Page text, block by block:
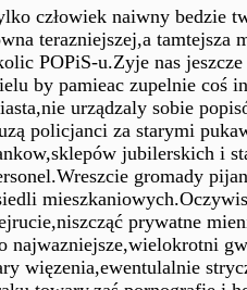
człowiek naiwny bedzie
terazniejszej,a tamtejsza
POPiS-u.Zyje nas
by pamieac zupelnie coś
urządzaly sobie
policjanci za starymi
jubilerskich i
gromady
prywatne
najwazniejsze,wielokrotni
więzenia,ewentulalnie